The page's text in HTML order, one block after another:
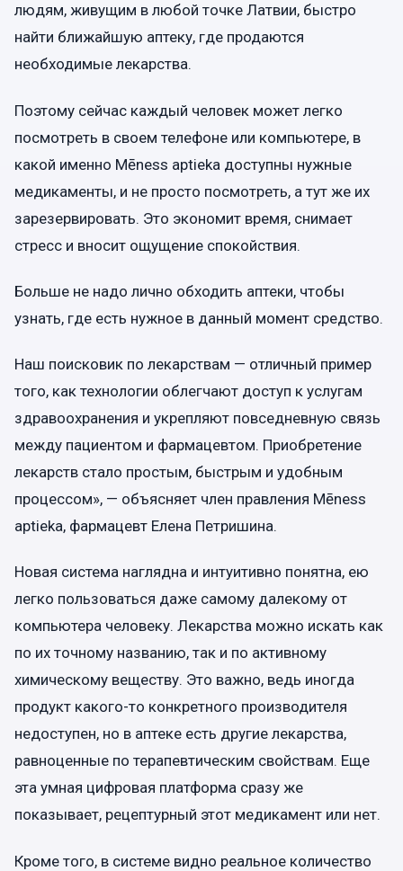
людям, живущим в любой точке Латвии, быстро
найти ближайшую аптеку, где продаются
необходимые лекарства.
Поэтому сейчас каждый человек может легко
посмотреть в своем телефоне или компьютере, в
какой именно Mēness aptieka доступны нужные
медикаменты, и не просто посмотреть, а тут же их
зарезервировать. Это экономит время, снимает
стресс и вносит ощущение спокойствия.
Больше не надо лично обходить аптеки, чтобы
узнать, где есть нужное в данный момент средство.
Наш поисковик по лекарствам — отличный пример
того, как технологии облегчают доступ к услугам
здравоохранения и укрепляют повседневную связь
между пациентом и фармацевтом. Приобретение
лекарств стало простым, быстрым и удобным
процессом», — объясняет член правления Mēness
aptieka, фармацевт Елена Петришина.
Новая система наглядна и интуитивно понятна, ею
легко пользоваться даже самому далекому от
компьютера человеку. Лекарства можно искать как
по их точному названию, так и по активному
химическому веществу. Это важно, ведь иногда
продукт какого-то конкретного производителя
недоступен, но в аптеке есть другие лекарства,
равноценные по терапевтическим свойствам. Еще
эта умная цифровая платформа сразу же
показывает, рецептурный этот медикамент или нет.
Кроме того, в системе видно реальное количество